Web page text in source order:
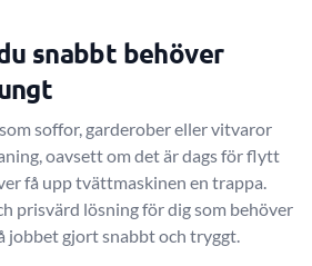
snabbt behöver
soffor, garderober eller vitvaror
oavsett om det är dags för flytt
få upp tvättmaskinen en trappa.
prisvärd lösning för dig som behöver
jobbet gjort snabbt och tryggt.